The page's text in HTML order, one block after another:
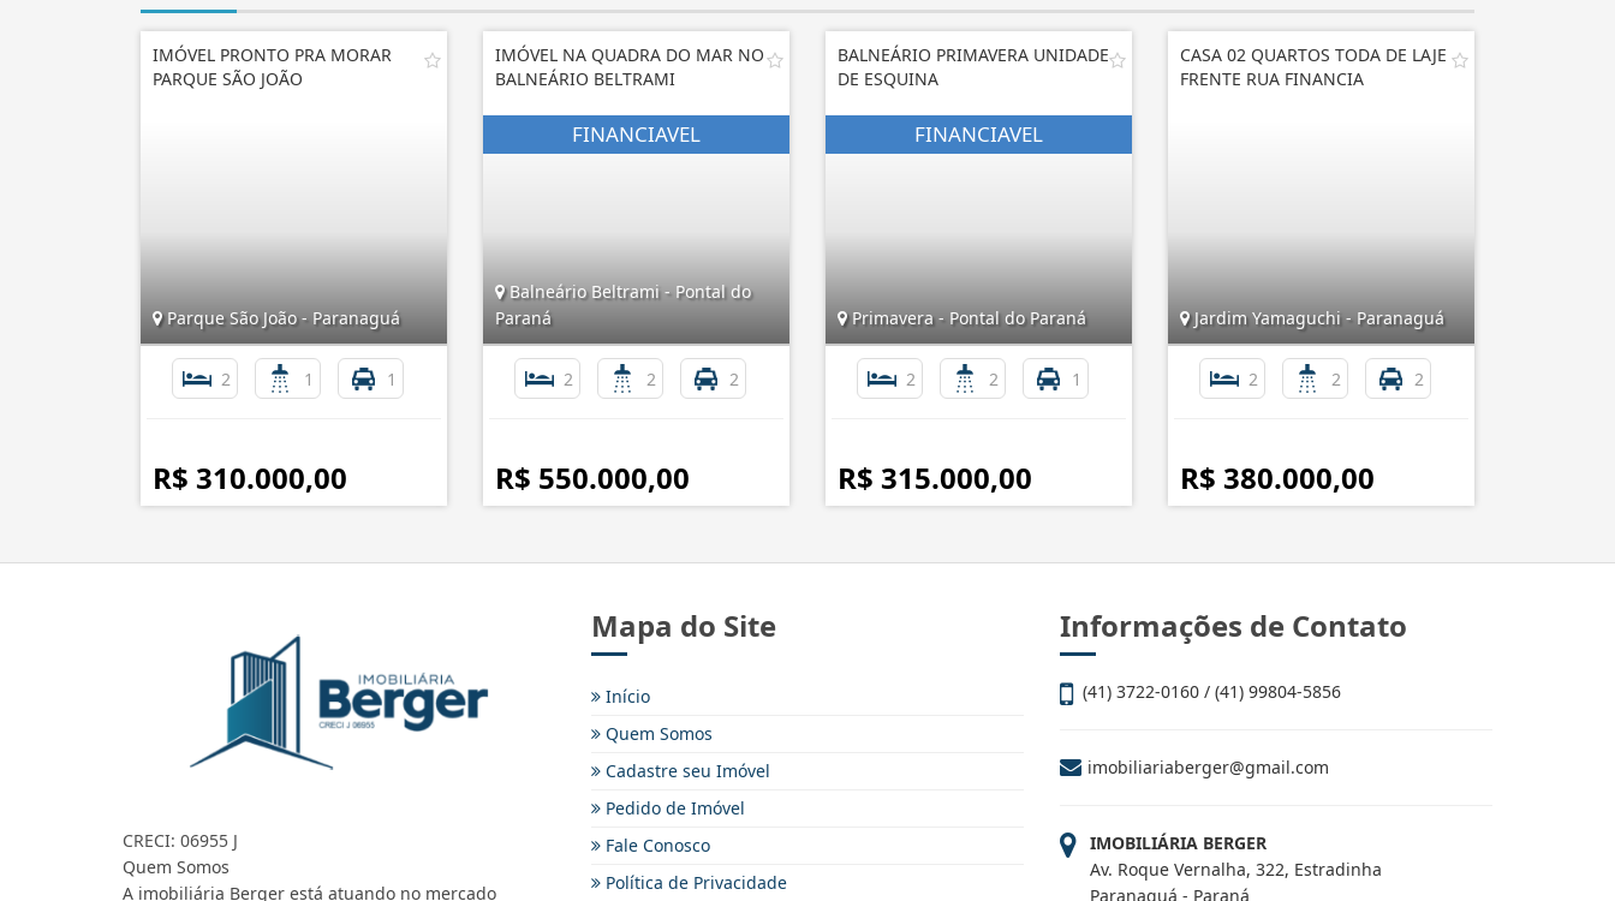
IMÓVEL PRONTO PRA MORAR
PARQUE SÃO JOÃO
Parque São João - Paranaguá
2 1 1
R$ 310.000,00
IMÓVEL NA QUADRA DO MAR NO
BALNEÁRIO BELTRAMI
Balneário Beltrami - Pontal do
Paraná
2 2 2
R$ 550.000,00
BALNEÁRIO PRIMAVERA UNIDADE
DE ESQUINA
Primavera - Pontal do Paraná
2 2 1
R$ 315.000,00
CASA 02 QUARTOS TODA DE LAJE
FRENTE RUA FINANCIA
Jardim Yamaguchi - Paranaguá
2 2 2
R$ 380.000,00
CRECI: 06955 J
Quem Somos
A imobiliária Berger está atuando no mercado
Mapa do Site
Início
Quem Somos
Cadastre seu Imóvel
Pedido de Imóvel
Fale Conosco
Política de Privacidade
Informações de Contato
(41) 3722-0160 / (41) 99804-5856
imobiliariaberger@gmail.com
IMOBILIÁRIA BERGER
Av. Roque Vernalha, 322, Estradinha
Paranaguá - Paraná